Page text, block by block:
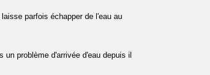
parfois échapper de l'eau au
problème d'arrivée d'eau depuis il